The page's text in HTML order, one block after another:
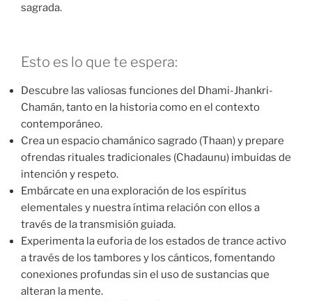
sagrada.
Esto es lo que te espera:
Descubre las valiosas funciones del Dhami-Jhankri-
Chamán, tanto en la historia como en el contexto
contemporáneo.
Crea un espacio chamánico sagrado (Thaan) y prepare
ofrendas rituales tradicionales (Chadaunu) imbuidas de
intención y respeto.
Embárcate en una exploración de los espíritus
elementales y nuestra íntima relación con ellos a
través de la transmisión guiada.
Experimenta la euforia de los estados de trance activo
a través de los tambores y los cánticos, fomentando
conexiones profundas sin el uso de sustancias que
alteran la mente.